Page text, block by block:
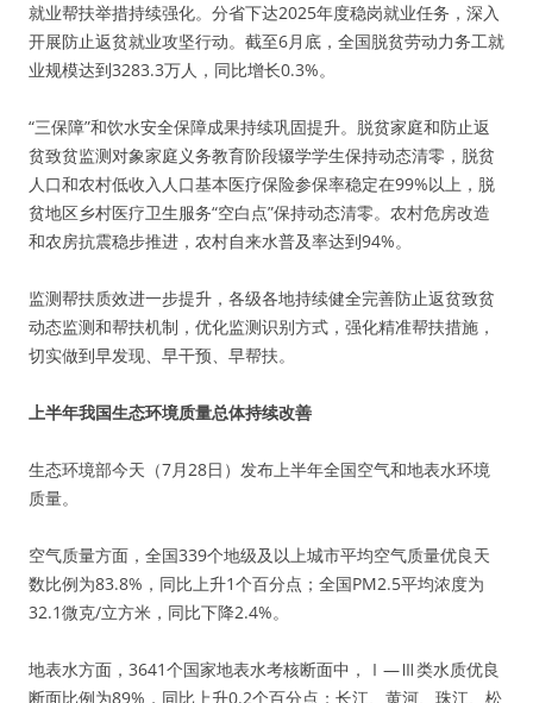
就业帮扶举措持续强化。分省下达2025年度稳岗就业任务，深入
开展防止返贫就业攻坚行动。截至6月底，全国脱贫劳动力务工就
业规模达到3283.3万人，同比增长0.3%。
“三保障”和饮水安全保障成果持续巩固提升。脱贫家庭和防止返
贫致贫监测对象家庭义务教育阶段辍学学生保持动态清零，脱贫
人口和农村低收入人口基本医疗保险参保率稳定在99%以上，脱
贫地区乡村医疗卫生服务“空白点”保持动态清零。农村危房改造
和农房抗震稳步推进，农村自来水普及率达到94%。
监测帮扶质效进一步提升，各级各地持续健全完善防止返贫致贫
动态监测和帮扶机制，优化监测识别方式，强化精准帮扶措施，
切实做到早发现、早干预、早帮扶。
上半年我国生态环境质量总体持续改善
生态环境部今天（7月28日）发布上半年全国空气和地表水环境
质量。
空气质量方面，全国339个地级及以上城市平均空气质量优良天
数比例为83.8%，同比上升1个百分点；全国PM2.5平均浓度为
32.1微克/立方米，同比下降2.4%。
地表水方面，3641个国家地表水考核断面中，Ⅰ—Ⅲ类水质优良
断面比例为89%，同比上升0.2个百分点；长江、黄河、珠江、松